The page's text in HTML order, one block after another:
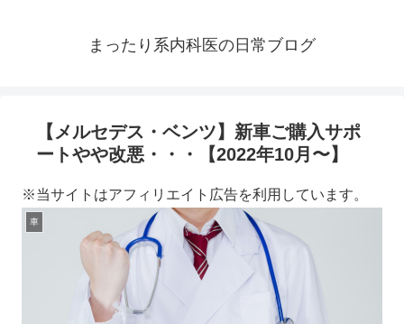
まったり系内科医の日常ブログ
【メルセデス・ベンツ】新車ご購入サポ
ートやや改悪・・・【2022年10月〜】
※当サイトはアフィリエイト広告を利用しています。
車